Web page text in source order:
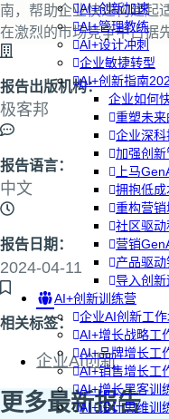
AI+创新加速
AI+管理教练
AI+设计冲刺
企业敏捷转型
AI+创新指南
企业如何
重塑未
企业深
加强创新
上马
拥抱低
重构营
社区驱
营销
产品驱
导入创新
AI+创新训练营
企业AI创新工
AI+增长战略工
AI+品牌增长工
AI+销售增长工
AI+增长黑客训
AI+设计思维训
南，帮助企业快速构建起
在激烈的市场竞争中占据
报告出版机构：
极客邦
报告语言：
中文
报告日期：
2024-04-11
相关标签：
企业AI创新
更多最新报告